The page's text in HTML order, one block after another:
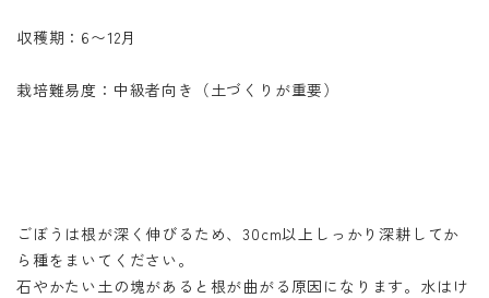
収穫期：6〜12月
栽培難易度：中級者向き（土づくりが重要）
ごぼうは根が深く伸びるため、30cm以上しっかり深耕してか
ら種をまいてください。
石やかたい土の塊があると根が曲がる原因になります。水はけ